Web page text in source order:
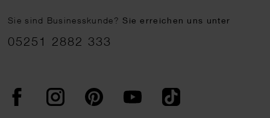
Sie sind Businesskunde?Sie erreichen uns unter
05251 2882 333
FacebookInstagram PinterestYouTubeTikTok